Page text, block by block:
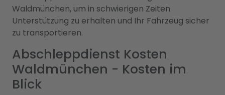
Waldmünchen, um in schwierigen Zeiten
Unterstützung zu erhalten und Ihr Fahrzeug sicher
zu transportieren.
Abschleppdienst Kosten
Waldmünchen - Kosten im
Blick